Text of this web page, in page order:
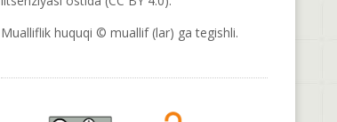
Mualliflik huquqi © muallif (lar) ga tegishli.